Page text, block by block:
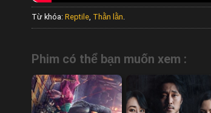
Từ khóa: Reptile, Thằn lằn.
Phim có thể bạn muốn xem :